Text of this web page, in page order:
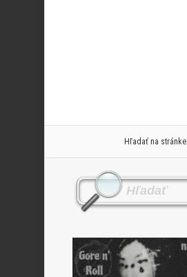
Hľadať na stránke